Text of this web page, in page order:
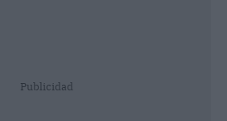
Publicidad